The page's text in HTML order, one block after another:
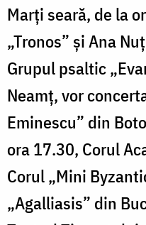
Marți seară, de la
„Tronos” și Ana
Grupul psaltic
Neamț, vor
Eminescu” din
ora 17.30, Corul
Corul „Mini
„Agalliasis” din